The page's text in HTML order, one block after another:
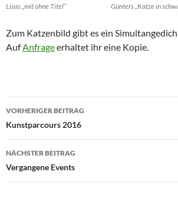
Lisas „mit ohne Titel“ Günters „Katze in
Zum Katzenbild gibt es ein
AufAnfrageerhaltet ihr eine Kopie.
Beitragsnavigation
VORHERIGER BEITRAG
Kunstparcours 2016
NÄCHSTER BEITRAG
Vergangene Events